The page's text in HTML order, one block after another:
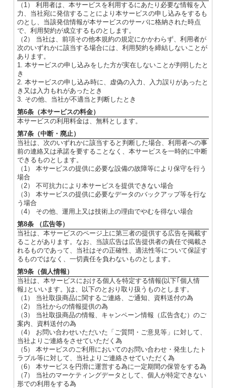
（1） 利用者は、本サービスを利用するにあたり必要な情報を入
力、当社宛に発信することにより本サービスの申し込みをするも
のとし、当該発信情報が本サービスのサーバに格納された時点
で、利用契約が成立するものとします。
（2） 当社は、前項その他本規約の規定にかかわらず、利用者が
次のいずれかに該当する場合には、利用契約を締結しないことが
あります。
1. 本サービスの申し込みをした方が実在しないことが判明したと
き
2. 本サービスの申し込み時に、虚偽の入力、入力誤りがあったと
き又は入力もれがあったとき
3. その他、当社が不適当と判断したとき
第6条（本サービスの料金）
本サービスの利用料金は、無料とします。
第7条（中断・廃止）
当社は、次のいずれかに該当すると判断した場合、利用者への事
前の連絡又は承諾を要することなく、本サービスを一時的に中断
できるものとします。
（1） 本サービスの提供に必要な設備の故障等により保守を行う
場合
（2） 不可抗力により本サービスを提供できない場合
（3） 本サービスの提供に必要なデータのバックアップ等を行な
う場合
（4） その他、運用上又は技術上の理由でやむを得ない場合
第8条 （広告等）
当社は、本サービスのページ上に第三者の提供する広告を掲載す
ることがあります。なお、当該広告は広告提供者の責任で掲載さ
れるものであって、当社はその正確性、適法性等について保証す
るものではなく、一切責任を負わないものとします。
第9条（個人情報）
当社は、本サービスにおける個人を特定する情報(以下｢個人情
報｣といいます。)は、以下のとおり取り扱うものとします。
（1） 当社取扱商品に関するご連絡、ご通知、資料送付の為
（2） 当社からの情報提供の為
（3） 当社取扱商品の情報、キャンペーン情報（広告含む）のご
案内、資料送付の為
（4） お問い合わせいただいた「ご質問・ご意見等」に対して、
当社よりご連絡をさせていただく為
（5） 本サービスのご利用においてのお問い合わせ・発生したト
ラブル等に対して、当社よりご連絡させていただく為
（6） 本サービスを円滑に運営する為に一定期間の保管をする為
（7） 当社のマーケティングデータとして、個人が特定できない
形での利用をする為